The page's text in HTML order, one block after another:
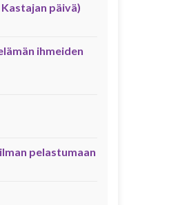
päivä)
ihmeiden
pelastumaan